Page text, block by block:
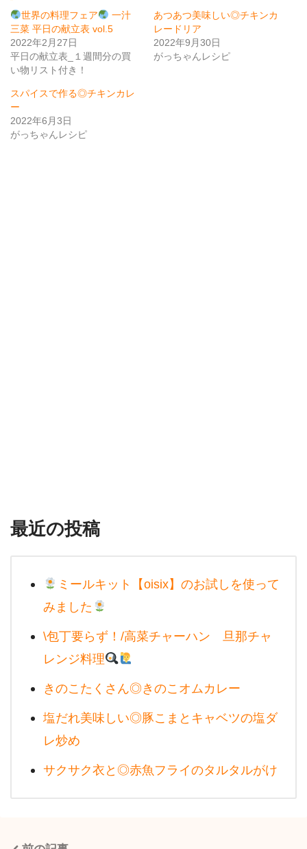
世界の料理フェア
一汁
三菜 平日の献立表 vol.5
2022年2月27日
平日の献立表_１週間分の買
い物リスト付き！
あつあつ美味しい◎チキンカ
レードリア
2022年9月30日
がっちゃんレシピ
スパイスで作る◎チキンカレ
ー
2022年6月3日
がっちゃんレシピ
最近の投稿
ミールキット【oisix】のお試しを使って
みました
\包丁要らず！/高菜チャーハン 旦那チャ
レンジ料理
きのこたくさん◎きのこオムカレー
塩だれ美味しい◎豚こまとキャベツの塩ダ
レ炒め
サクサク衣と◎赤魚フライのタルタルがけ